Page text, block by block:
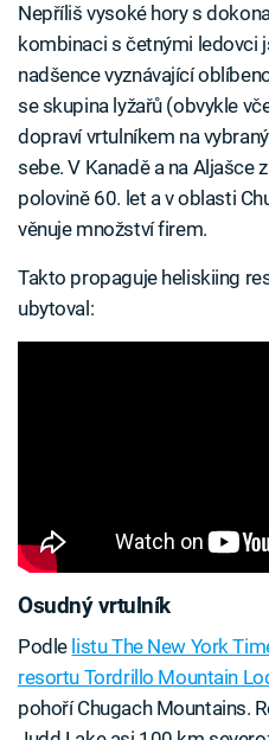
Nepříliš vysoké hory s
kombinaci s četnými ledovci
nadšence vyznávající
se skupina lyžařů (obvykle
dopraví vrtulníkem na
sebe. V Kanadě a na Aljašce
polovině 60. let a v oblasti
věnuje množství firem.
Takto propaguje heliskiing
ubytoval:
Osudný vrtulník
Podle listu The New York
resortu Tordrillo Mountain
pohoří Chugach Mountains.